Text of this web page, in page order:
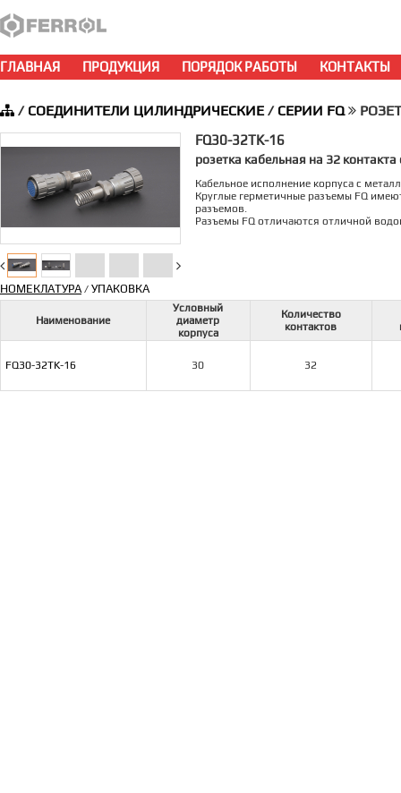
ГЛАВНАЯ ПРОДУКЦИЯ ПОРЯДОК РАБОТЫ КОНТАКТЫ
/ СОЕДИНИТЕЛИ ЦИЛИНДРИЧЕСКИЕ/ СЕРИИ FQ
FQ30-32TK-16
розетка кабельная на 32
Кабельное исполнение корпуса с
Круглые герметичные разъемы FQ
разъемов.
Разъемы FQ отличаются отличной
НОМЕКЛАТУРА/ УПАКОВКА
Наименование
Условный
диаметр
корпуса
Количество
контактов
FQ30-32TK-16 30 32